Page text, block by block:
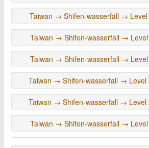
Taiwan → Shifen-wasserfall → Level
Taiwan → Shifen-wasserfall → Level
Taiwan → Shifen-wasserfall → Level
Taiwan → Shifen-wasserfall → Level
Taiwan → Shifen-wasserfall → Level
Taiwan → Shifen-wasserfall → Level